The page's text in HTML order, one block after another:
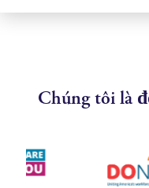
Chúng tôi là